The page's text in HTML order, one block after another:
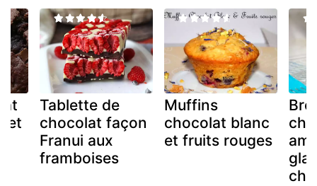
et
Tablette de
chocolat façon
Franui aux
framboises
Muffins
chocolat blanc
et fruits rouges